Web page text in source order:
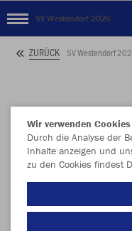
SV Westendorf 2026
ZURÜCK SV Westendorf
Wir verwenden Cookies
Durch die Analyse der
Inhalte anzeigen und
zu den Cookies findest